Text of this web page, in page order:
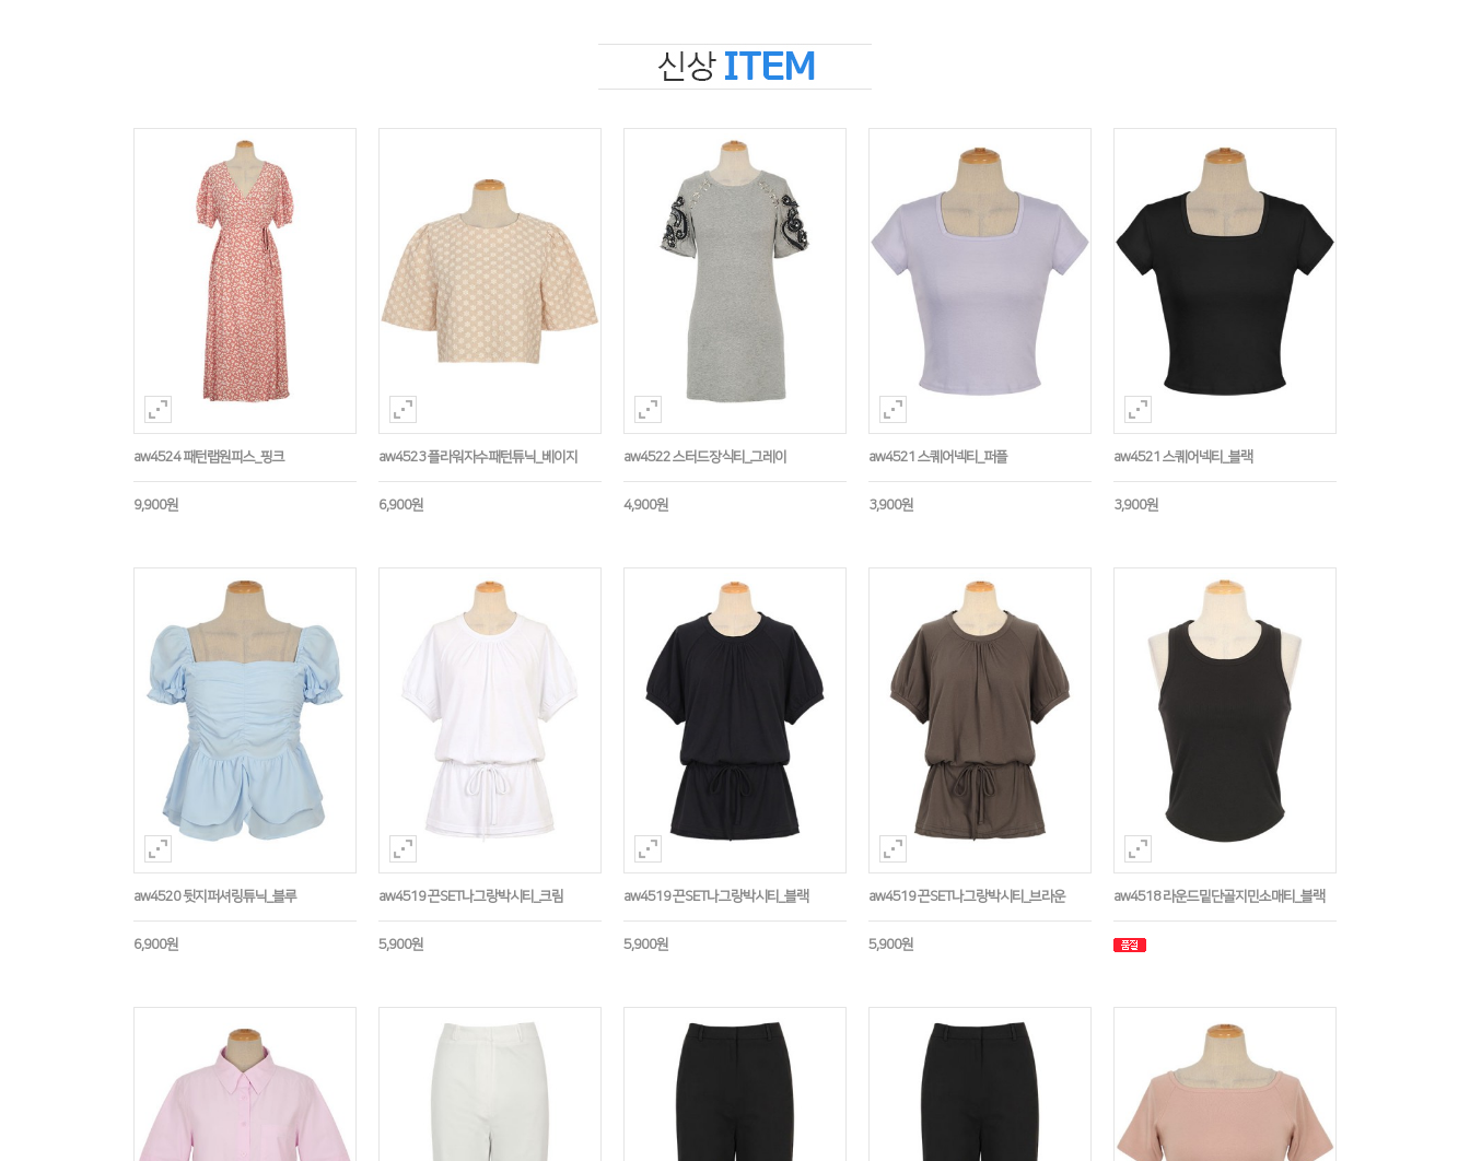
aw4524 패턴랩원피스_핑크
9,900원
aw4523 플라워자수패턴튜닉_베이지
6,900원
aw4522 스터드장식티_그레이
4,900원
aw4521 스퀘어넥티_퍼플
3,900원
aw4521 스퀘어넥티_블랙
3,900원
aw4520 뒷지퍼셔링튜닉_블루
6,900원
aw4519 끈SET나그랑박시티_크림
5,900원
aw4519 끈SET나그랑박시티_블랙
5,900원
aw4519 끈SET나그랑박시티_브라운
5,900원
aw4518 라운드밑단골지민소매티_블랙